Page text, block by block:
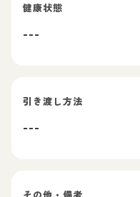
健康状態
---
引き渡し方法
---